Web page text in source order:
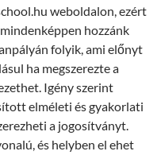
weboldalon, ezért
hozzánk
folyik, ami előnyt
ha megszerezte a
Igény szerint
elméleti és gyakorlati
a jogosítványt.
és helyben el ehet